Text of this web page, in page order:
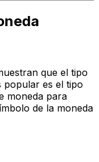
que el tipo
popular es el tipo
moneda para
de la moneda